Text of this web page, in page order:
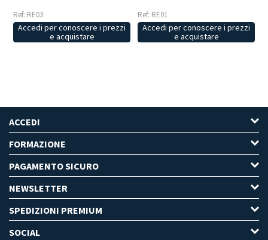
Ref: RE03
Accedi per conoscere i prezzi
e acquistare
Ref: RE01
Accedi per conoscere i prezzi
e acquistare
ACCEDI
FORMAZIONE
PAGAMENTO SICURO
NEWSLETTER
SPEDIZIONI PREMIUM
SOCIAL